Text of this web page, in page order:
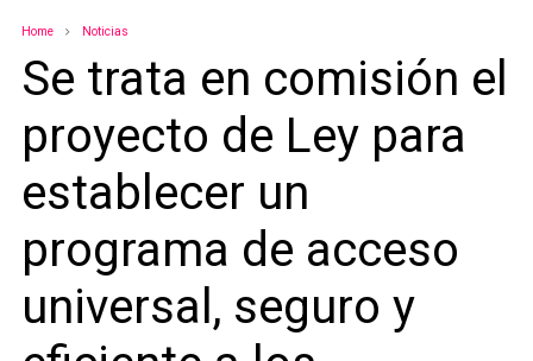
Home Noticias
Se trata en comisión el
proyecto de Ley para
establecer un
programa de acceso
universal, seguro y